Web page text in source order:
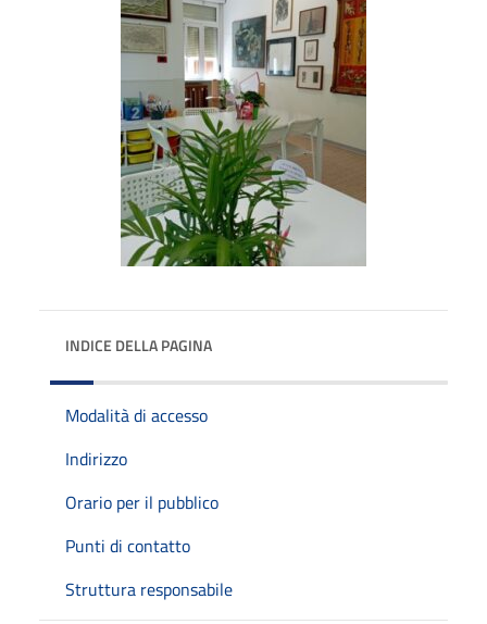
INDICE DELLA PAGINA
Modalità di accesso
Indirizzo
Orario per il pubblico
Punti di contatto
Struttura responsabile